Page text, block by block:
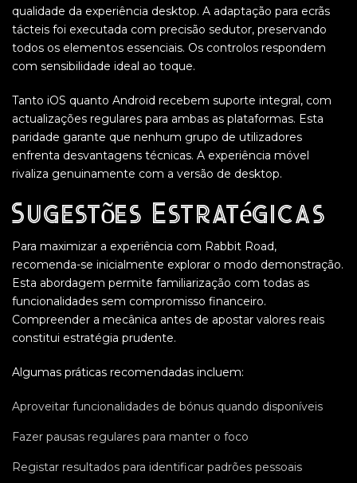
qualidade da experiência desktop. A adaptação para ecrãs
tácteis foi executada com precisão sedutor, preservando
todos os elementos essenciais. Os controlos respondem
com sensibilidade ideal ao toque.
Tanto iOS quanto Android recebem suporte integral, com
actualizações regulares para ambas as plataformas. Esta
paridade garante que nenhum grupo de utilizadores
enfrenta desvantagens técnicas. A experiência móvel
rivaliza genuinamente com a versão de desktop.
Sugestões Estratégicas
Para maximizar a experiência com Rabbit Road,
recomenda-se inicialmente explorar o modo demonstração.
Esta abordagem permite familiarização com todas as
funcionalidades sem compromisso financeiro.
Compreender a mecânica antes de apostar valores reais
constitui estratégia prudente.
Algumas práticas recomendadas incluem:
Aproveitar funcionalidades de bónus quando disponíveis
Fazer pausas regulares para manter o foco
Registar resultados para identificar padrões pessoais